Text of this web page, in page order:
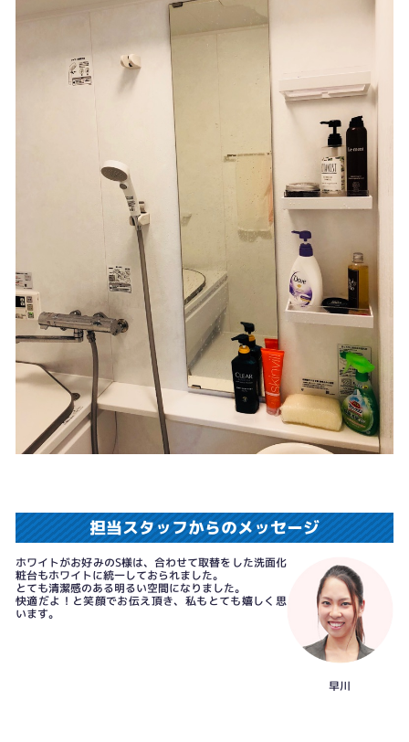
担当スタッフからのメッセージ
ホワイトがお好みのS様は、合わせて取替をした洗面化
粧台もホワイトに統一しておられました。
とても清潔感のある明るい空間になりました。
快適だよ！と笑顔でお伝え頂き、私もとても嬉しく思
います。
早川